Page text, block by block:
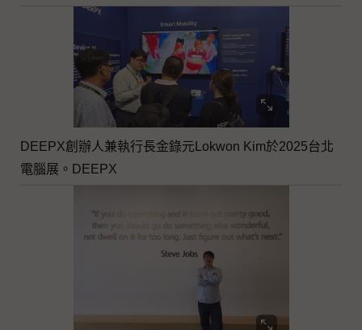
DEEPX創辦人兼執行長金錄元Lokwon Kim於2025台北
電腦展。DEEPX